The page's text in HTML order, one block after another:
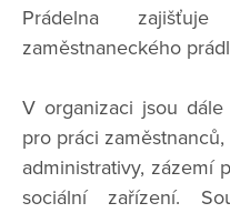
Prádelna
zaměstnaneckého
V organizaci jsou
pro práci
administrativy, zázemí
sociální zařízení.